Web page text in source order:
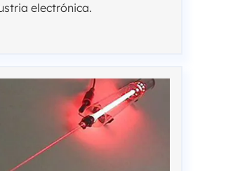
electrónica.